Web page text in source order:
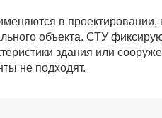
в
объекта. СТУ
здания или
не подходят.